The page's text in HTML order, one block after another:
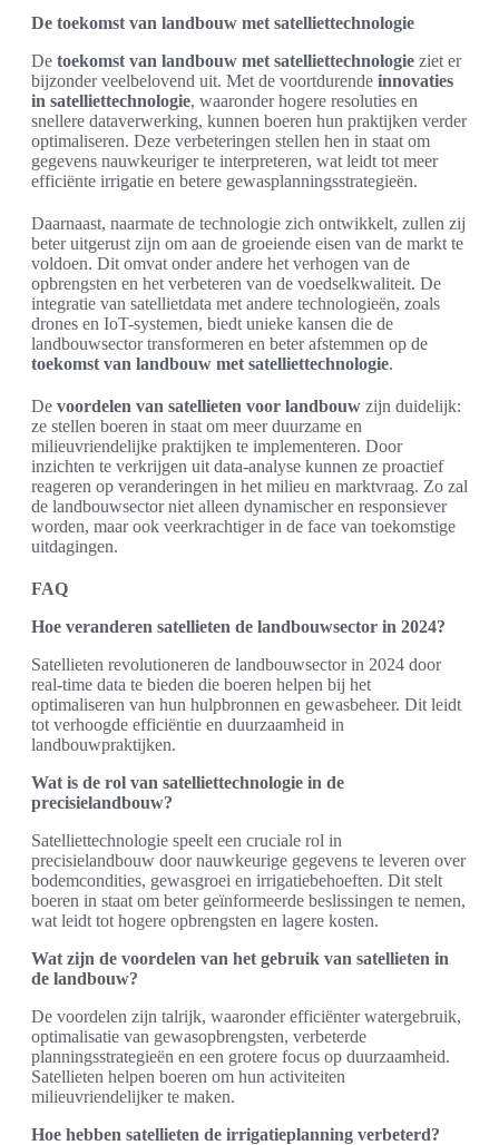
De toekomst van landbouw met satelliettechnologie
De toekomst van landbouw met satelliettechnologie ziet er
bijzonder veelbelovend uit. Met de voortdurende innovaties
in satelliettechnologie, waaronder hogere resoluties en
snellere dataverwerking, kunnen boeren hun praktijken verder
optimaliseren. Deze verbeteringen stellen hen in staat om
gegevens nauwkeuriger te interpreteren, wat leidt tot meer
efficiënte irrigatie en betere gewasplanningsstrategieën.
Daarnaast, naarmate de technologie zich ontwikkelt, zullen zij
beter uitgerust zijn om aan de groeiende eisen van de markt te
voldoen. Dit omvat onder andere het verhogen van de
opbrengsten en het verbeteren van de voedselkwaliteit. De
integratie van satellietdata met andere technologieën, zoals
drones en IoT-systemen, biedt unieke kansen die de
landbouwsector transformeren en beter afstemmen op de
toekomst van landbouw met satelliettechnologie.
De voordelen van satellieten voor landbouw zijn duidelijk:
ze stellen boeren in staat om meer duurzame en
milieuvriendelijke praktijken te implementeren. Door
inzichten te verkrijgen uit data-analyse kunnen ze proactief
reageren op veranderingen in het milieu en marktvraag. Zo zal
de landbouwsector niet alleen dynamischer en responsiever
worden, maar ook veerkrachtiger in de face van toekomstige
uitdagingen.
FAQ
Hoe veranderen satellieten de landbouwsector in 2024?
Satellieten revolutioneren de landbouwsector in 2024 door
real-time data te bieden die boeren helpen bij het
optimaliseren van hun hulpbronnen en gewasbeheer. Dit leidt
tot verhoogde efficiëntie en duurzaamheid in
landbouwpraktijken.
Wat is de rol van satelliettechnologie in de
precisielandbouw?
Satelliettechnologie speelt een cruciale rol in
precisielandbouw door nauwkeurige gegevens te leveren over
bodemcondities, gewasgroei en irrigatiebehoeften. Dit stelt
boeren in staat om beter geïnformeerde beslissingen te nemen,
wat leidt tot hogere opbrengsten en lagere kosten.
Wat zijn de voordelen van het gebruik van satellieten in
de landbouw?
De voordelen zijn talrijk, waaronder efficiënter watergebruik,
optimalisatie van gewasopbrengsten, verbeterde
planningsstrategieën en een grotere focus op duurzaamheid.
Satellieten helpen boeren om hun activiteiten
milieuvriendelijker te maken.
Hoe hebben satellieten de irrigatieplanning verbeterd?